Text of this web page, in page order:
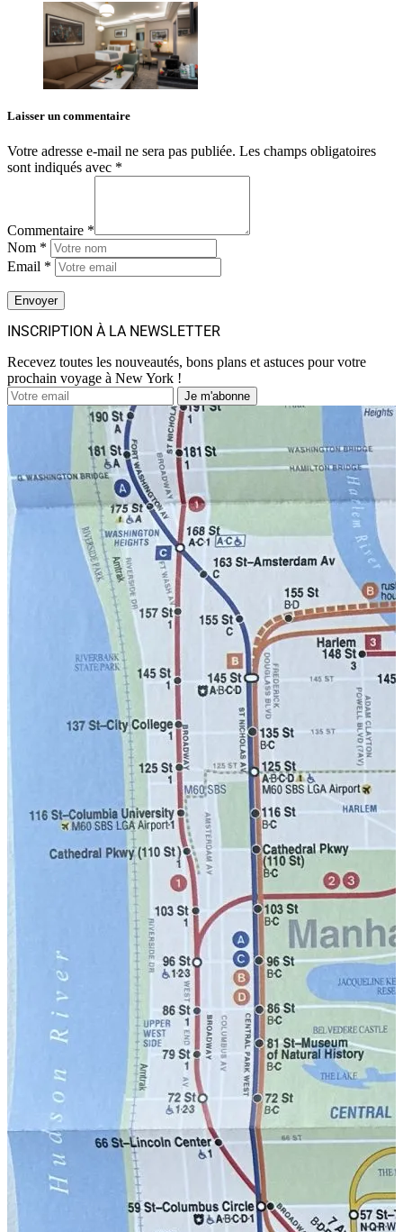
Laisser un commentaire
Votre adresse e-mail ne sera pas publiée. Les champs obligatoires
sont indiqués avec *
Commentaire *
Nom *
Email *
INSCRIPTION À LA NEWSLETTER
Recevez toutes les nouveautés, bons plans et astuces pour votre
prochain voyage à New York !
Je m'abonne